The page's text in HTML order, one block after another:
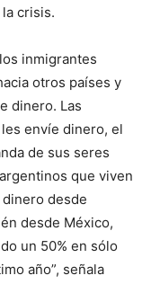
crisis.
inmigrantes
otros países y
dinero. Las
envíe dinero, el
de sus seres
que viven
desde
desde México,
un 50% en sólo
año”, señala